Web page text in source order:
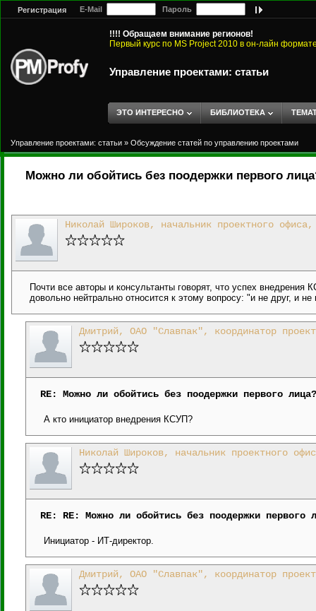
Регистрация E-Mail Пароль
!!!! Обращаем внимание регионов!
Первый курс по MS Project 2010 в он-лайн
Управление проектами: статьи
ЭТО ИНТЕРЕСНО БИБЛИОТЕКА
Управление проектами: статьи » Обсуждение статей по управлению проектами
Можно ли обойтись без поодержки первого
Николай Широков, начальник проектного
Почти все авторы и консультанты говорят, что успех
довольно нейтрально относится к этому вопросу: "и не друг, и
Дмитрий, ОАО "Славпак", координатор
RE: Можно ли обойтись без поодержки первого лица?
А кто инициатор внедрения КСУП?
Николай Широков, начальник проектного
RE: RE: Можно ли обойтись без поодержки первого
Инициатор - ИТ-директор.
Дмитрий, ОАО "Славпак", координатор